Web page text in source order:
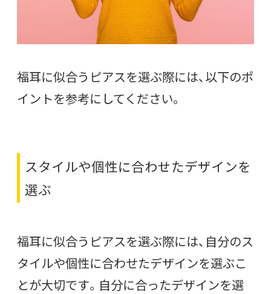
福耳に似合うピアスを選ぶ際には、以下のポ
イントを参考にしてください。
スタイルや個性に合わせたデザインを
選ぶ
福耳に似合うピアスを選ぶ際には、自分のス
タイルや個性に合わせたデザインを選ぶこ
とが大切です。自分に合ったデザインを選